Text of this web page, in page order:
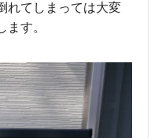
れてしまっては大変
す。